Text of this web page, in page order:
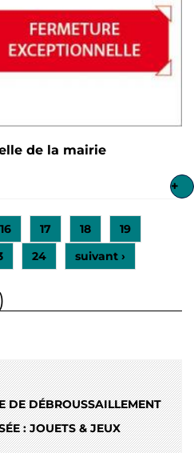
de la mairie
+
16 17 18
19
24 suivant ›
DE DÉBROUSSAILLEMENT
: JOUETS & JEUX